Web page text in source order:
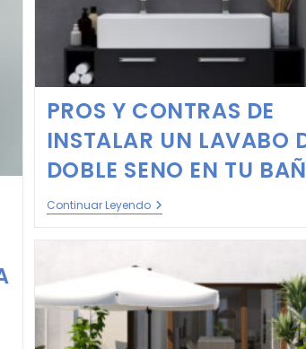
PROS Y CONTRAS DE
INSTALAR UN LAVABO
DOBLE SENO EN TU
Continuar Leyendo